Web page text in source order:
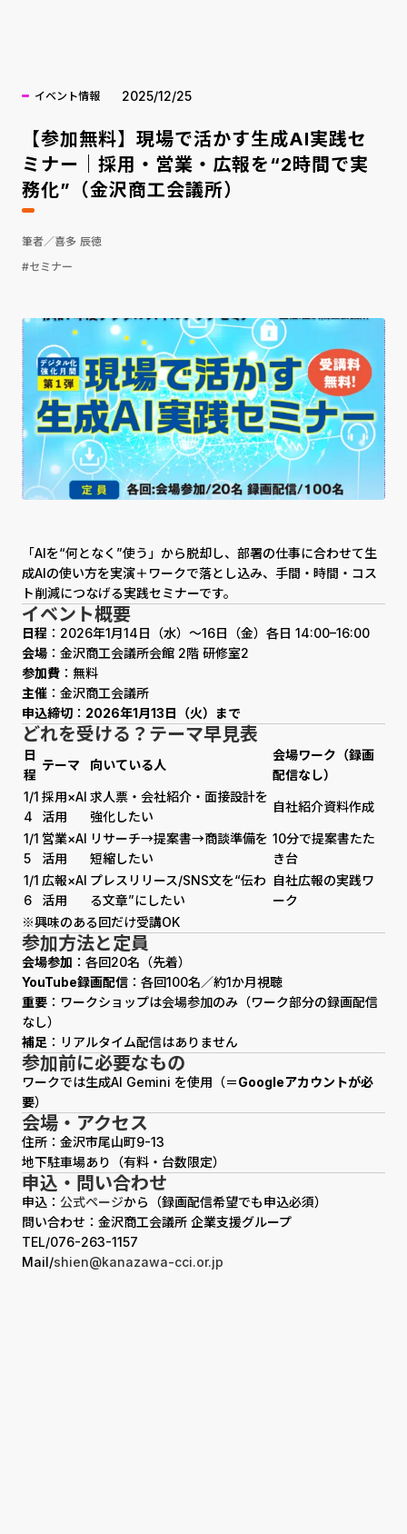
イベント情報 2025/12/25
【参加無料】現場で活かす生成AI実践セ
ミナー｜採用・営業・広報を“2時間で実
務化”（金沢商工会議所）
筆者／喜多 辰徳
#セミナー
「AIを“何となく”使う」から脱却し、部署の仕事に合わせて生
成AIの使い方を実演＋ワークで落とし込み、手間・時間・コス
ト削減につなげる実践セミナーです。
イベント概要
日程 ：2026年1月14日（水）〜16日（金）各日 14:00–16:00
会場 ：金沢商工会議所会館 2階 研修室2
参加費 ：無料
主催 ：金沢商工会議所
申込締切 ： 2026年1月13日（火）まで
どれを受ける？テーマ早見表
日
程
テーマ 向いている人
会場ワーク（録画
配信なし）
1/1
4
採用×AI
活用
求人票・会社紹介・面接設計を
強化したい
自社紹介資料作成
1/1
5
営業×AI
活用
リサーチ→提案書→商談準備を
短縮したい
10分で提案書たた
き台
1/1
6
広報×AI
活用
プレスリリース/SNS文を“伝わ
る文章”にしたい
自社広報の実践ワ
ーク
※興味のある回だけ受講OK
参加方法と定員
会場参加 ：各回20名（先着）
YouTube録画配信 ：各回100名／約1か月視聴
重要 ：ワークショップは会場参加のみ（ワーク部分の録画配信
なし）
補足 ：リアルタイム配信はありません
参加前に必要なもの
ワークでは生成AI Gemini を使用（＝Googleアカウントが必
要）
会場・アクセス
住所：金沢市尾山町9-13
地下駐車場あり（有料・台数限定）
申込・問い合わせ
申込： 公式ページから（録画配信希望でも申込必須）
問い合わせ：金沢商工会議所 企業支援グループ
TEL/076-263-1157
Mail/shien@kanazawa-cci.or.jp